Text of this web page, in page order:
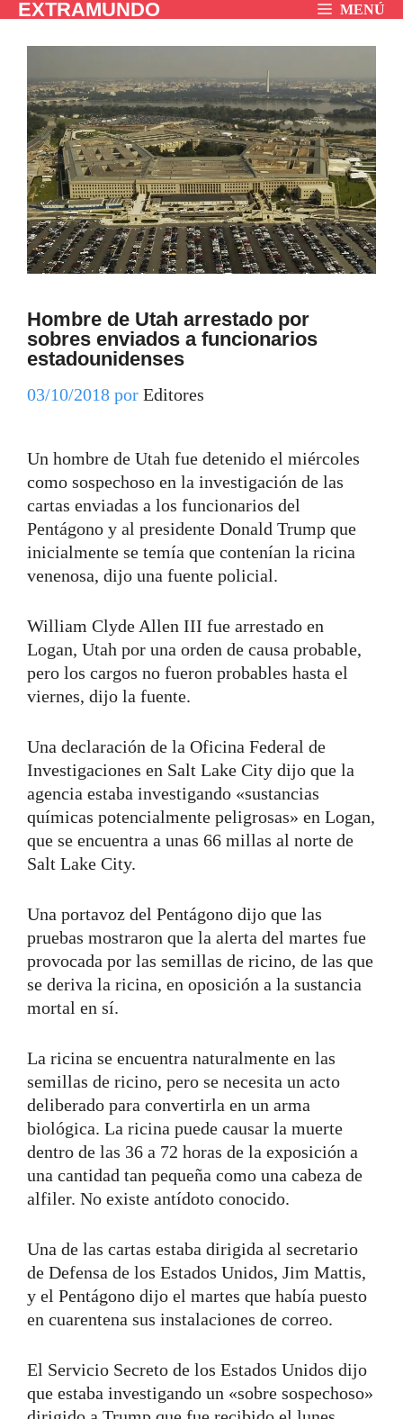
SaltarEXTRAMUNDO MENÚ
Hombre de Utah arrestado por
sobres enviados a funcionarios
estadounidenses
03/10/2018 por Editores
Un hombre de Utah fue detenido el miércoles
como sospechoso en la investigación de las
cartas enviadas a los funcionarios del
Pentágono y al presidente Donald Trump que
inicialmente se temía que contenían la ricina
venenosa, dijo una fuente policial.
William Clyde Allen III fue arrestado en
Logan, Utah por una orden de causa probable,
pero los cargos no fueron probables hasta el
viernes, dijo la fuente.
Una declaración de la Oficina Federal de
Investigaciones en Salt Lake City dijo que la
agencia estaba investigando «sustancias
químicas potencialmente peligrosas» en Logan,
que se encuentra a unas 66 millas al norte de
Salt Lake City.
Una portavoz del Pentágono dijo que las
pruebas mostraron que la alerta del martes fue
provocada por las semillas de ricino, de las que
se deriva la ricina, en oposición a la sustancia
mortal en sí.
La ricina se encuentra naturalmente en las
semillas de ricino, pero se necesita un acto
deliberado para convertirla en un arma
biológica. La ricina puede causar la muerte
dentro de las 36 a 72 horas de la exposición a
una cantidad tan pequeña como una cabeza de
alfiler. No existe antídoto conocido.
Una de las cartas estaba dirigida al secretario
de Defensa de los Estados Unidos, Jim Mattis,
y el Pentágono dijo el martes que había puesto
en cuarentena sus instalaciones de correo.
El Servicio Secreto de los Estados Unidos dijo
que estaba investigando un «sobre sospechoso»